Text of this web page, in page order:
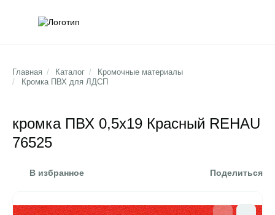
Главная / Каталог /
Кромочные материалы
/
Кромка ПВХ для ЛДСП
кромка ПВХ 0,5х19 Красный REHAU
76525
В избранное Поделиться